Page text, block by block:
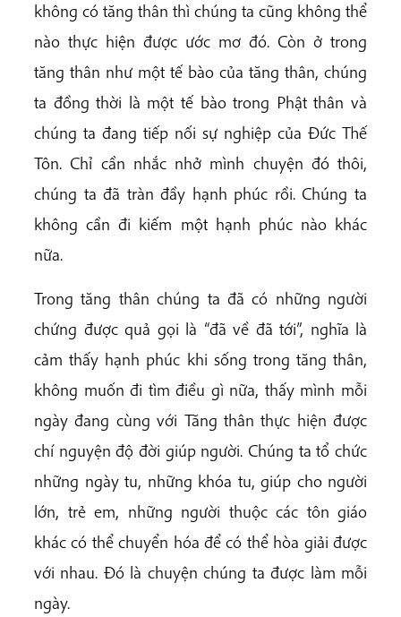
không có tăng thân thì chúng ta cũng không thể
nào thực hiện được ước mơ đó. Còn ở trong
tăng thân như một tế bào của tăng thân, chúng
ta đồng thời là một tế bào trong Phật thân và
chúng ta đang tiếp nối sự nghiệp của Đức Thế
Tôn. Chỉ cần nhắc nhở mình chuyện đó thôi,
chúng ta đã tràn đầy hạnh phúc rồi. Chúng ta
không cần đi kiếm một hạnh phúc nào khác
nữa.
Trong tăng thân chúng ta đã có những người
chứng được quả gọi là “đã về đã tới”, nghĩa là
cảm thấy hạnh phúc khi sống trong tăng thân,
không muốn đi tìm điều gì nữa, thấy mình mỗi
ngày đang cùng với Tăng thân thực hiện được
chí nguyện độ đời giúp người. Chúng ta tổ chức
những ngày tu, những khóa tu, giúp cho người
lớn, trẻ em, những người thuộc các tôn giáo
khác có thể chuyển hóa để có thể hòa giải được
với nhau. Đó là chuyện chúng ta được làm mỗi
ngày.